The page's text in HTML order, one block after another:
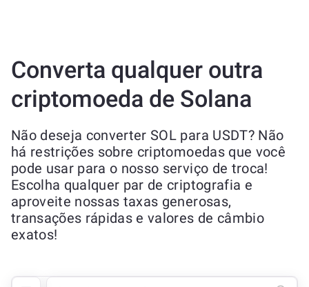
Converta qualquer outra
criptomoeda de Solana
Não deseja converter SOL para USDT? Não
há restrições sobre criptomoedas que você
pode usar para o nosso serviço de troca!
Escolha qualquer par de criptografia e
aproveite nossas taxas generosas,
transações rápidas e valores de câmbio
exatos!